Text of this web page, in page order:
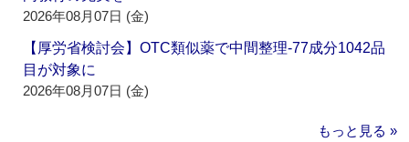
2026年08月07日 (金)
【厚労省検討会】OTC類似薬で中間整理‐77成分1042品
目が対象に
2026年08月07日 (金)
もっと見る »